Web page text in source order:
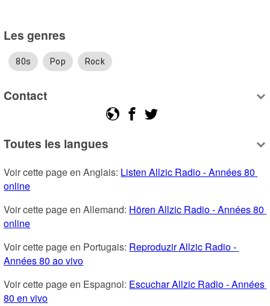
Les genres
80s Pop Rock
Contact
Toutes les langues
Voir cette page en Anglais: Listen Allzic Radio - Années 80
online
Voir cette page en Allemand: Hören Allzic Radio - Années 80
online
Voir cette page en Portugais: Reproduzir Allzic Radio -
Années 80 ao vivo
Voir cette page en Espagnol: Escuchar Allzic Radio - Années
80 en vivo